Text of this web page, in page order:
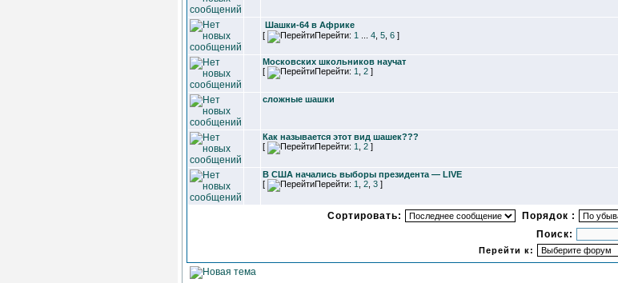
Шашки-64 в Африке
[
Перейти: 1 4 5 6 ]
Московских школьников научат
[
Перейти: 1 2 ]
сложные шашки
Как называется этот вид шашек???
[
Перейти: 1 2 ]
В США начались выборы президента — LIVE
[
Перейти: 1 2 3 ]
Сортировать: Порядок :
Поиск:
Перейти к: